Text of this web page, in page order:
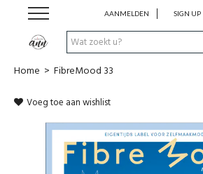
AANMELDEN SIGN UP
Stofjes
COUPONS
Home > FibreMood 33
Voeg toe aan wishlist